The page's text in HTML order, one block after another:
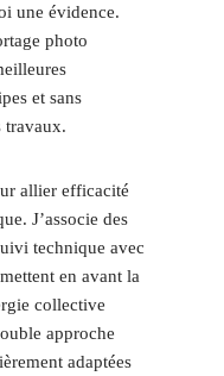
une évidence.
photo
et sans
travaux.
allier efficacité
J’associe des
technique avec
en avant la
collective
approche
adaptées